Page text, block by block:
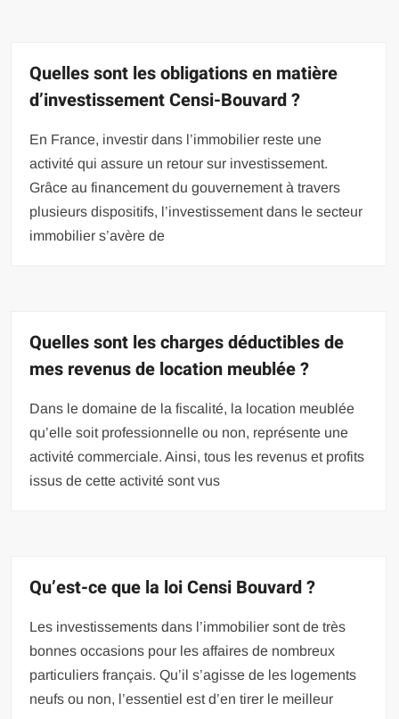
Quelles sont les obligations en matière
d’investissement Censi-Bouvard ?
En France, investir dans l’immobilier reste une
activité qui assure un retour sur investissement.
Grâce au financement du gouvernement à travers
plusieurs dispositifs, l’investissement dans le secteur
immobilier s’avère de
Quelles sont les charges déductibles de
mes revenus de location meublée ?
Dans le domaine de la fiscalité, la location meublée
qu’elle soit professionnelle ou non, représente une
activité commerciale. Ainsi, tous les revenus et profits
issus de cette activité sont vus
Qu’est-ce que la loi Censi Bouvard ?
Les investissements dans l’immobilier sont de très
bonnes occasions pour les affaires de nombreux
particuliers français. Qu’il s’agisse de les logements
neufs ou non, l’essentiel est d’en tirer le meilleur